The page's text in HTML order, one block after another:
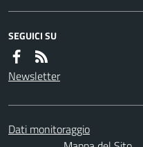
SEGUICI SU
Newsletter
Dati monitoraggio